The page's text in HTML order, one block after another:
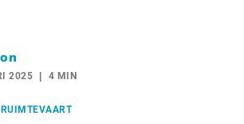
2025 4 MIN